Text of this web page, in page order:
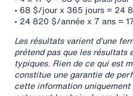
• 68 $/jour x 365 jours = 24
• 24 820 $/année x 7 ans =
Les résultats varient d’une
prétend pas que les résultats
typiques. Rien de ce qui est
constitue une garantie de
cette information